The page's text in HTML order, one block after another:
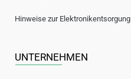
Hinweise zur Elektronikentsorgung
UNTERNEHMEN